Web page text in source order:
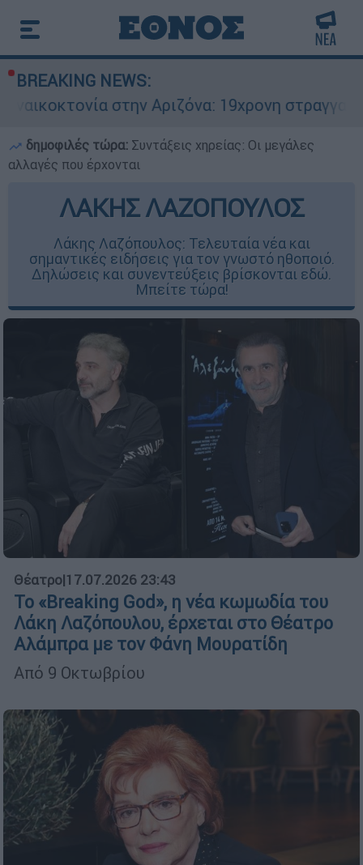
BREAKING NEWS:
Αριζόνα: 19χρονη στραγγαλίστηκε από
δημοφιλές τώρα: Συντάξεις χηρείας: Οι μεγάλες
αλλαγές που έρχονται
ΛΑΚΗΣ ΛΑΖΟΠΟΥΛΟΣ
Λάκης Λαζόπουλος: Τελευταία νέα και
σημαντικές ειδήσεις για τον γνωστό ηθοποιό.
Δηλώσεις και συνεντεύξεις βρίσκονται εδώ.
Μπείτε τώρα!
Θέατρο|17.07.2026 23:43
Το «Breaking God», η νέα κωμωδία του
Λάκη Λαζόπουλου, έρχεται στο Θέατρο
Αλάμπρα με τον Φάνη Μουρατίδη
Από 9 Οκτωβρίου